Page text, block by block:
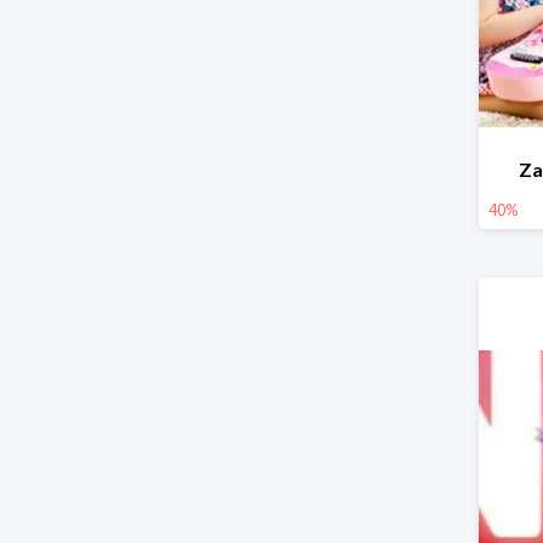
40%